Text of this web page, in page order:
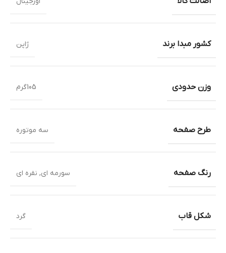
کشور مبدا برند ژاپن
وزن حدودی 105گرم
طرح صفحه سه موتوره
رنگ صفحه سورمه ای, نقره ای
شکل قاب گرد